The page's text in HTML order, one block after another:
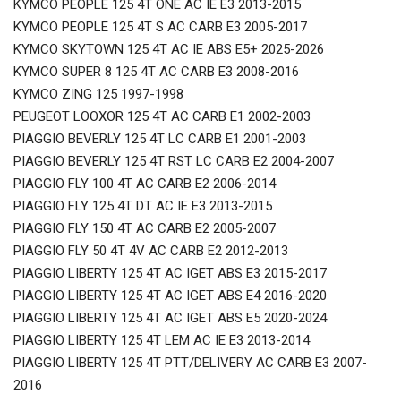
KYMCO PEOPLE 125 4T ONE AC IE E3 2013-2015
KYMCO PEOPLE 125 4T S AC CARB E3 2005-2017
KYMCO SKYTOWN 125 4T AC IE ABS E5+ 2025-2026
KYMCO SUPER 8 125 4T AC CARB E3 2008-2016
KYMCO ZING 125 1997-1998
PEUGEOT LOOXOR 125 4T AC CARB E1 2002-2003
PIAGGIO BEVERLY 125 4T LC CARB E1 2001-2003
PIAGGIO BEVERLY 125 4T RST LC CARB E2 2004-2007
PIAGGIO FLY 100 4T AC CARB E2 2006-2014
PIAGGIO FLY 125 4T DT AC IE E3 2013-2015
PIAGGIO FLY 150 4T AC CARB E2 2005-2007
PIAGGIO FLY 50 4T 4V AC CARB E2 2012-2013
PIAGGIO LIBERTY 125 4T AC IGET ABS E3 2015-2017
PIAGGIO LIBERTY 125 4T AC IGET ABS E4 2016-2020
PIAGGIO LIBERTY 125 4T AC IGET ABS E5 2020-2024
PIAGGIO LIBERTY 125 4T LEM AC IE E3 2013-2014
PIAGGIO LIBERTY 125 4T PTT/DELIVERY AC CARB E3 2007-
2016